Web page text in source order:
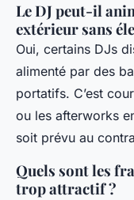
Le DJ peut-il
extérieur sans
Oui, certains DJs
alimenté par des
portatifs. C’est
ou les afterworks
soit prévu au
Quels sont les
trop attractif ?